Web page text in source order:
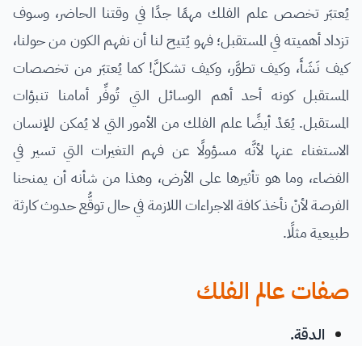
يُعتبَر تخصص علم الفلك مهمًا جدًا في وقتنا الحاضر، وسوف
تزداد أهميته في المستقبل؛ فهو يُتيح لنا أن نفهم الكون من حولنا،
كيف نَشَأَ، وكيف تطوَّر، وكيف تشكلَّ! كما يُعتبَر من تخصصات
المستقبل كونه أحد أهم الوسائل التي تُوفِّر أمامنا تنبؤات
المستقبل. يُعَدْ أيضًا علم الفلك من الأمور التي لا يُمكن للإنسان
الاستغناء عنها لأنَّه مسؤولًا عن فهم التغيرات التي تسير في
الفضاء، وما هو تأثيرها على الأرض، وهذا من شأنه أن يمنحنا
الفرصة لأنْ نأخذ كافة الاجراءات اللازمة في حال توقُّع حدوث كارثة
طبيعية مثلًا.
صفات عالم الفلك
الدقة.